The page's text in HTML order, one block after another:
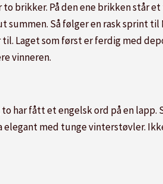
brikker. På den ene brikken står
Så følger en rask sprint
Laget som først er ferdig med
vinneren.
har fått et engelsk ord på en lapp.
elegant med tunge vinterstøvler.